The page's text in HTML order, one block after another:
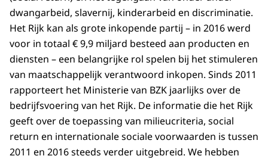
dwangarbeid, slavernij, kinderarbeid en discriminatie.
Het Rijk kan als grote inkopende partij – in 2016 werd
voor in totaal € 9,9 miljard besteed aan producten en
diensten – een belangrijke rol spelen bij het stimuleren
van maatschappelijk verantwoord inkopen. Sinds 2011
rapporteert het Ministerie van BZK jaarlijks over de
bedrijfsvoering van het Rijk. De informatie die het Rijk
geeft over de toepassing van milieucriteria, social
return en internationale sociale voorwaarden is tussen
2011 en 2016 steeds verder uitgebreid. We hebben